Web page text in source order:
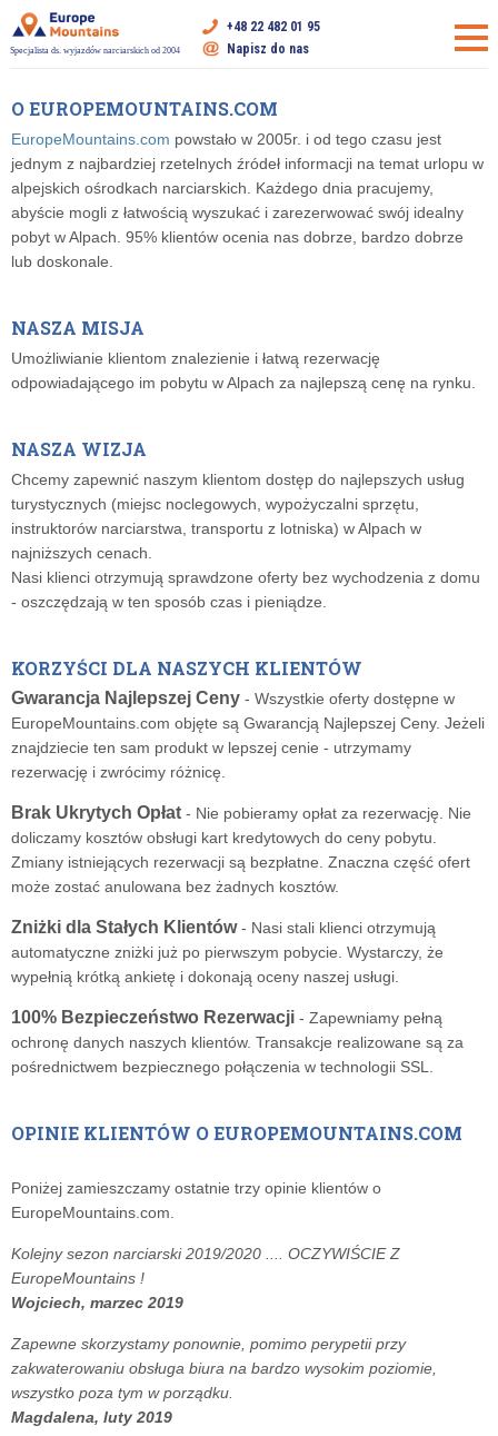
Specjalista ds. wyjazdów narciarskich od 2004
+48 22 482 01 95
Napisz do nas
O EUROPEMOUNTAINS.COM
EuropeMountains.com powstało w 2005r. i od tego czasu jest
jednym z najbardziej rzetelnych źródeł informacji na temat urlopu w
alpejskich ośrodkach narciarskich. Każdego dnia pracujemy,
abyście mogli z łatwością wyszukać i zarezerwować swój idealny
pobyt w Alpach. 95% klientów ocenia nas dobrze, bardzo dobrze
lub doskonale.
NASZA MISJA
Umożliwianie klientom znalezienie i łatwą rezerwację
odpowiadającego im pobytu w Alpach za najlepszą cenę na rynku.
NASZA WIZJA
Chcemy zapewnić naszym klientom dostęp do najlepszych usług
turystycznych (miejsc noclegowych, wypożyczalni sprzętu,
instruktorów narciarstwa, transportu z lotniska) w Alpach w
najniższych cenach.
Nasi klienci otrzymują sprawdzone oferty bez wychodzenia z domu
- oszczędzają w ten sposób czas i pieniądze.
KORZYŚCI DLA NASZYCH KLIENTÓW
Gwarancja Najlepszej Ceny - Wszystkie oferty dostępne w
EuropeMountains.com objęte są Gwarancją Najlepszej Ceny. Jeżeli
znajdziecie ten sam produkt w lepszej cenie - utrzymamy
rezerwację i zwrócimy różnicę.
Brak Ukrytych Opłat - Nie pobieramy opłat za rezerwację. Nie
doliczamy kosztów obsługi kart kredytowych do ceny pobytu.
Zmiany istniejących rezerwacji są bezpłatne. Znaczna część ofert
może zostać anulowana bez żadnych kosztów.
Zniżki dla Stałych Klientów- Nasi stali klienci otrzymują
automatyczne zniżki już po pierwszym pobycie. Wystarczy, że
wypełnią krótką ankietę i dokonają oceny naszej usługi.
100% Bezpieczeństwo Rezerwacji - Zapewniamy pełną
ochronę danych naszych klientów. Transakcje realizowane są za
pośrednictwem bezpiecznego połączenia w technologii SSL.
OPINIE KLIENTÓW O EUROPEMOUNTAINS.COM
Poniżej zamieszczamy ostatnie trzy opinie klientów o
EuropeMountains.com.
Kolejny sezon narciarski 2019/2020 .... OCZYWIŚCIE Z
EuropeMountains !
Wojciech, marzec 2019
Zapewne skorzystamy ponownie, pomimo perypetii przy
zakwaterowaniu obsługa biura na bardzo wysokim poziomie,
wszystko poza tym w porządku.
Magdalena, luty 2019